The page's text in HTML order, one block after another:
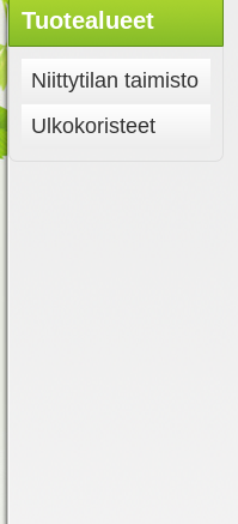
Tuotealueet
Niittytilan taimisto
Ulkokoristeet